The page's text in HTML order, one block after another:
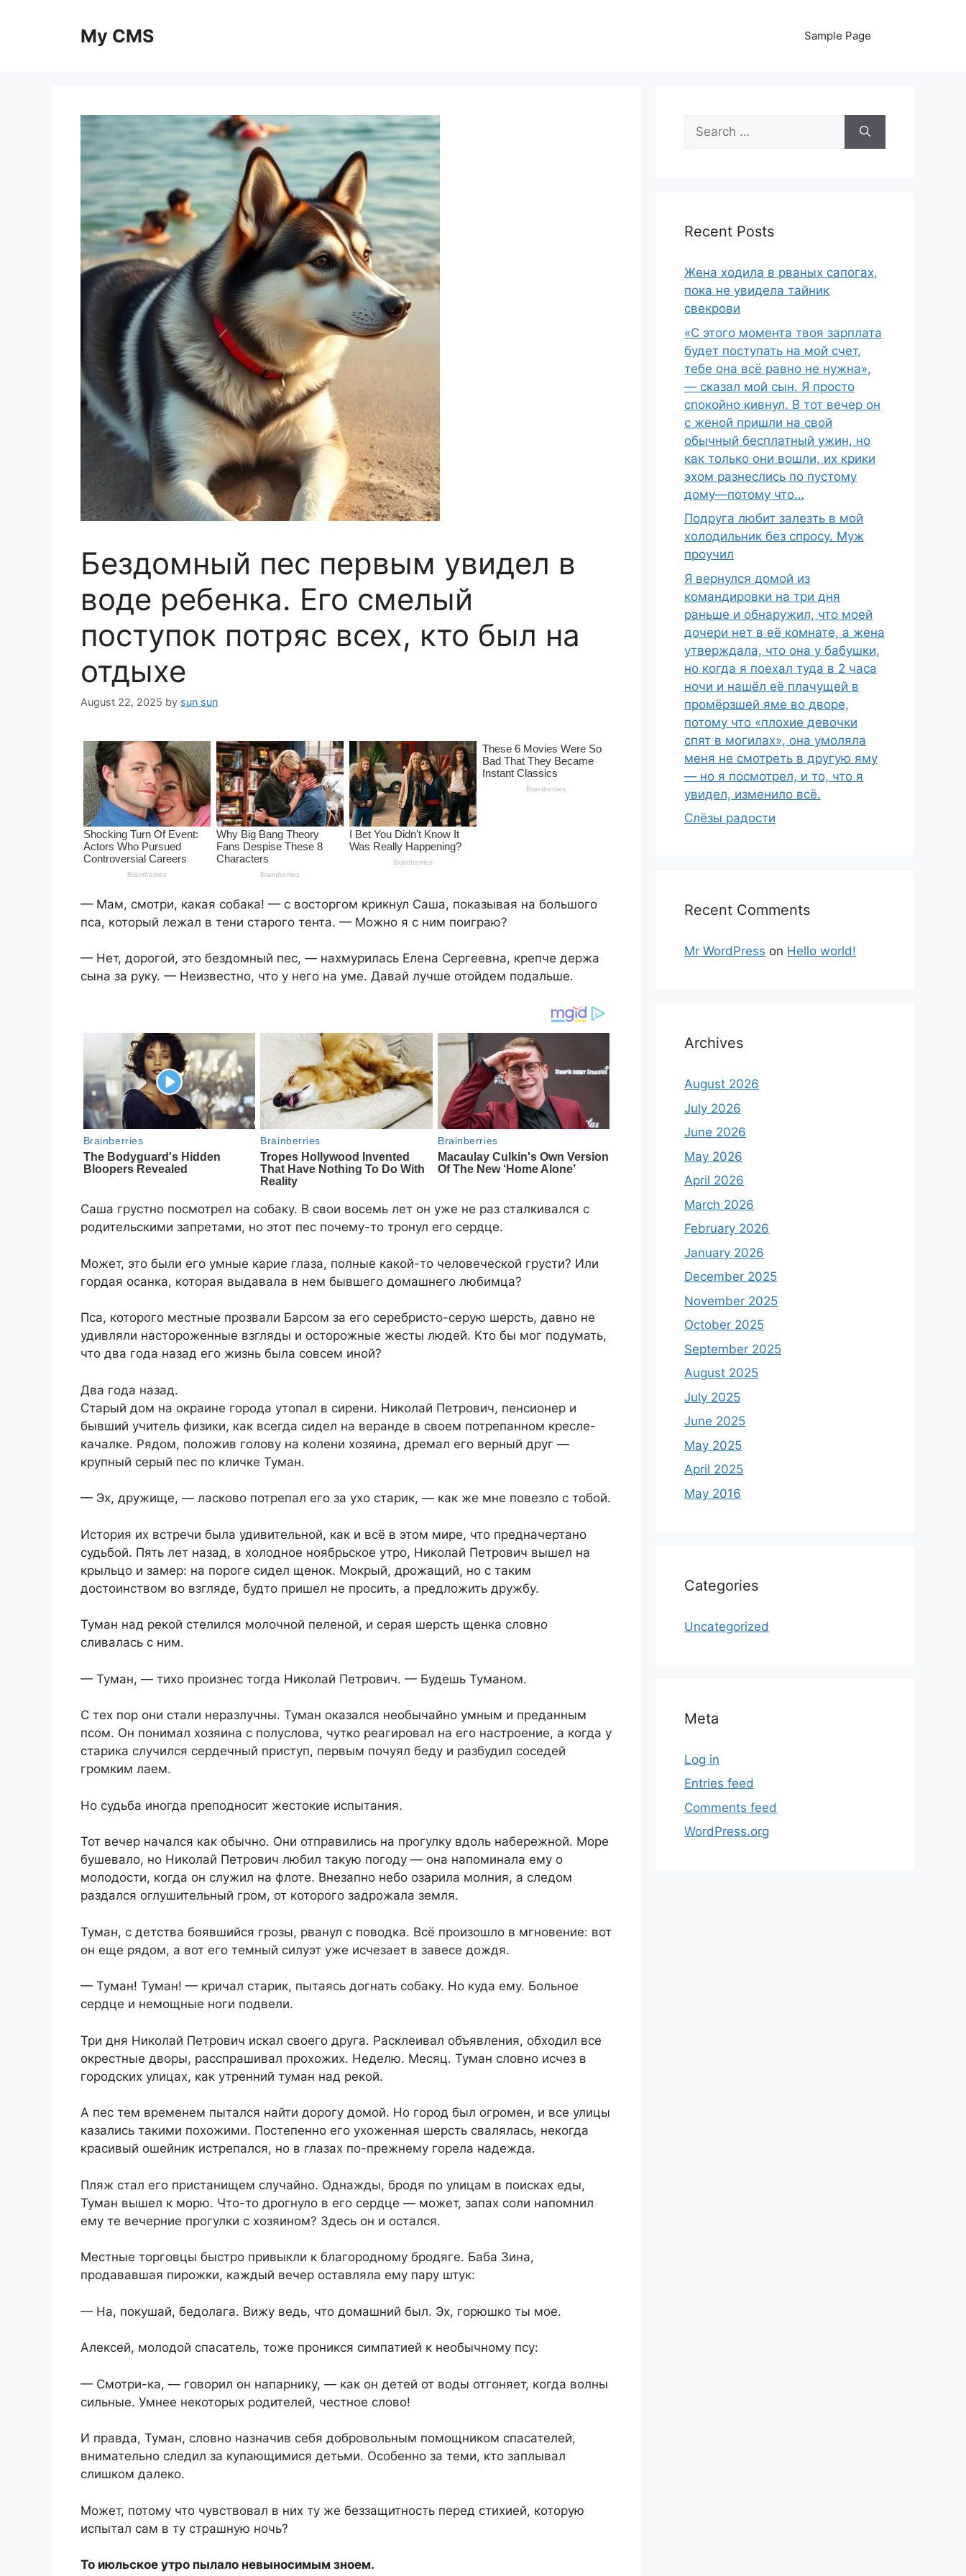
My CMS Sample Page
Бездомный пес первым увидел в
воде ребенка. Его смелый
поступок потряс всех, кто был на
отдыхе
August 22, 2025 by sun sun
— Мам, смотри, какая собака! — с восторгом крикнул Саша, показывая на большого
пса, который лежал в тени старого тента. — Можно я с ним поиграю?
— Нет, дорогой, это бездомный пес, — нахмурилась Елена Сергеевна, крепче держа
сына за руку. — Неизвестно, что у него на уме. Давай лучше отойдем подальше.
Саша грустно посмотрел на собаку. В свои восемь лет он уже не раз сталкивался с
родительскими запретами, но этот пес почему-то тронул его сердце.
Может, это были его умные карие глаза, полные какой-то человеческой грусти? Или
гордая осанка, которая выдавала в нем бывшего домашнего любимца?
Пса, которого местные прозвали Барсом за его серебристо-серую шерсть, давно не
удивляли настороженные взгляды и осторожные жесты людей. Кто бы мог подумать,
что два года назад его жизнь была совсем иной?
Два года назад.
Старый дом на окраине города утопал в сирени. Николай Петрович, пенсионер и
бывший учитель физики, как всегда сидел на веранде в своем потрепанном кресле-
качалке. Рядом, положив голову на колени хозяина, дремал его верный друг —
крупный серый пес по кличке Туман.
— Эх, дружище, — ласково потрепал его за ухо старик, — как же мне повезло с тобой.
История их встречи была удивительной, как и всё в этом мире, что предначертано
судьбой. Пять лет назад, в холодное ноябрьское утро, Николай Петрович вышел на
крыльцо и замер: на пороге сидел щенок. Мокрый, дрожащий, но с таким
достоинством во взгляде, будто пришел не просить, а предложить дружбу.
Туман над рекой стелился молочной пеленой, и серая шерсть щенка словно
сливалась с ним.
— Туман, — тихо произнес тогда Николай Петрович. — Будешь Туманом.
С тех пор они стали неразлучны. Туман оказался необычайно умным и преданным
псом. Он понимал хозяина с полуслова, чутко реагировал на его настроение, а когда у
старика случился сердечный приступ, первым почуял беду и разбудил соседей
громким лаем.
Но судьба иногда преподносит жестокие испытания.
Тот вечер начался как обычно. Они отправились на прогулку вдоль набережной. Море
бушевало, но Николай Петрович любил такую погоду — она напоминала ему о
молодости, когда он служил на флоте. Внезапно небо озарила молния, а следом
раздался оглушительный гром, от которого задрожала земля.
Туман, с детства боявшийся грозы, рванул с поводка. Всё произошло в мгновение: вот
он еще рядом, а вот его темный силуэт уже исчезает в завесе дождя.
— Туман! Туман! — кричал старик, пытаясь догнать собаку. Но куда ему. Больное
сердце и немощные ноги подвели.
Три дня Николай Петрович искал своего друга. Расклеивал объявления, обходил все
окрестные дворы, расспрашивал прохожих. Неделю. Месяц. Туман словно исчез в
городских улицах, как утренний туман над рекой.
А пес тем временем пытался найти дорогу домой. Но город был огромен, и все улицы
казались такими похожими. Постепенно его ухоженная шерсть свалялась, некогда
красивый ошейник истрепался, но в глазах по-прежнему горела надежда.
Пляж стал его пристанищем случайно. Однажды, бродя по улицам в поисках еды,
Туман вышел к морю. Что-то дрогнуло в его сердце — может, запах соли напомнил
ему те вечерние прогулки с хозяином? Здесь он и остался.
Местные торговцы быстро привыкли к благородному бродяге. Баба Зина,
продававшая пирожки, каждый вечер оставляла ему пару штук:
— На, покушай, бедолага. Вижу ведь, что домашний был. Эх, горюшко ты мое.
Алексей, молодой спасатель, тоже проникся симпатией к необычному псу:
— Смотри-ка, — говорил он напарнику, — как он детей от воды отгоняет, когда волны
сильные. Умнее некоторых родителей, честное слово!
И правда, Туман, словно назначив себя добровольным помощником спасателей,
внимательно следил за купающимися детьми. Особенно за теми, кто заплывал
слишком далеко.
Может, потому что чувствовал в них ту же беззащитность перед стихией, которую
испытал сам в ту страшную ночь?
То июльское утро пылало невыносимым зноем.
Search
for:
Recent Posts
Жена ходила в рваных сапогах,
пока не увидела тайник
свекрови
«С этого момента твоя зарплата
будет поступать на мой счет,
тебе она всё равно не нужна»,
— сказал мой сын. Я просто
спокойно кивнул. В тот вечер он
с женой пришли на свой
обычный бесплатный ужин, но
как только они вошли, их крики
эхом разнеслись по пустому
дому—потому что…
Подруга любит залезть в мой
холодильник без спросу. Муж
проучил
Я вернулся домой из
командировки на три дня
раньше и обнаружил, что моей
дочери нет в её комнате, а жена
утверждала, что она у бабушки,
но когда я поехал туда в 2 часа
ночи и нашёл её плачущей в
промёрзшей яме во дворе,
потому что «плохие девочки
спят в могилах», она умоляла
меня не смотреть в другую яму
— но я посмотрел, и то, что я
увидел, изменило всё.
Слёзы радости
Recent Comments
Mr WordPress on Hello world!
Archives
August 2026
July 2026
June 2026
May 2026
April 2026
March 2026
February 2026
January 2026
December 2025
November 2025
October 2025
September 2025
August 2025
July 2025
June 2025
May 2025
April 2025
May 2016
Categories
Uncategorized
Meta
Log in
Entries feed
Comments feed
WordPress.org